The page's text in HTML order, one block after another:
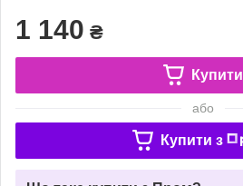
1 140 ₴
Купити
або
Купити з